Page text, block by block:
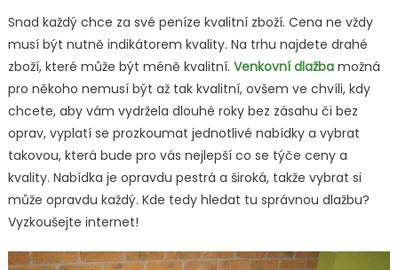
Snad každý chce za své peníze kvalitní zboží. Cena ne vždy
musí být nutně indikátorem kvality. Na trhu najdete drahé
zboží, které může být méně kvalitní. Venkovní dlažba možná
pro někoho nemusí být až tak kvalitní, ovšem ve chvíli, kdy
chcete, aby vám vydržela dlouhé roky bez zásahu či bez
oprav, vyplatí se prozkoumat jednotlivé nabídky a vybrat
takovou, která bude pro vás nejlepší co se týče ceny a
kvality. Nabídka je opravdu pestrá a široká, takže vybrat si
může opravdu každý. Kde tedy hledat tu správnou dlažbu?
Vyzkoušejte internet!